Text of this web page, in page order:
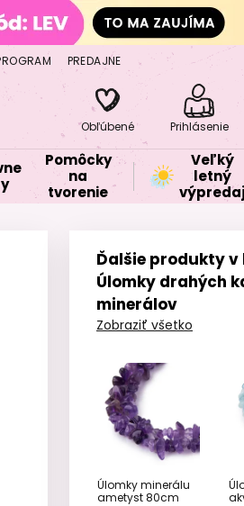
PREDAJNE
Obľúbené Prihlásenie
Pomôcky
na
tvorenie
Veľký
letný
výpredaj
Ďalšie produkty
Úlomky drahých
minerálov
Zobraziť všetko
Úlomky minerálu
ametyst 80cm